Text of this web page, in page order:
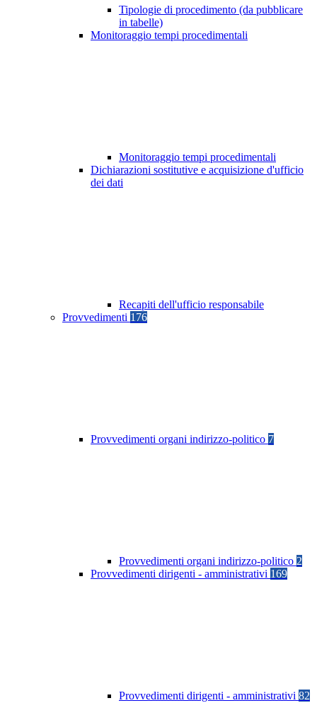
Tipologie di procedimento (da pubblicare
in tabelle)
Monitoraggio tempi procedimentali
Monitoraggio tempi procedimentali
Dichiarazioni sostitutive e acquisizione d'ufficio
dei dati
Recapiti dell'ufficio responsabile
Provvedimenti 176
Provvedimenti organi indirizzo-politico 7
Provvedimenti organi indirizzo-politico 2
Provvedimenti dirigenti - amministrativi 169
Provvedimenti dirigenti - amministrativi 82